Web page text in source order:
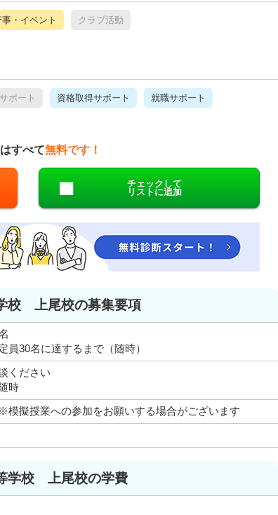
事・イベント クラブ活動
ポート 資格取得サポート 就職サポート
すべて無料です！
チェックして
リストに追加
校 上尾校の募集要項
員30名に達するまで（随時）
ください
時
擬授業への参加をお願いする場合がございます
学校 上尾校の学費